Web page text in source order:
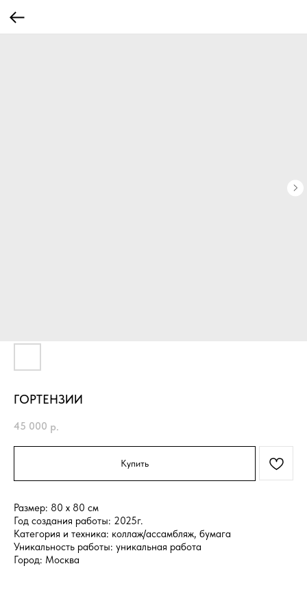
ГОРТЕНЗИИ
45 000 р.
Купить
Размер: 80 x 80 см
Год создания работы: 2025г.
Категория и техника: коллаж/ассамбляж, бумага
Уникальность работы: уникальная работа
Город: Москва